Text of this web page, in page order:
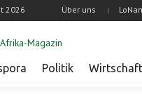
2026 Über uns
Politik Wirtschaft